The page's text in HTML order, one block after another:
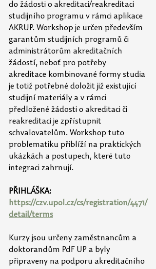
do žádosti o akreditaci/reakreditaci
studijního programu v rámci aplikace
AKRUP. Workshop je určen především
garantům studijních programů či
administrátorům akreditačních
žádostí, neboť pro potřeby
akreditace kombinované formy studia
je totiž potřebné doložit již existující
studijní materiály a v rámci
předložené žádosti o akreditaci či
reakreditaci je zpřístupnit
schvalovatelům. Workshop tuto
problematiku přiblíží na praktických
ukázkách a postupech, které tuto
integraci zahrnují.
PŘIHLÁŠKA:
https://czv.upol.cz/cs/registration/4471/
detail/terms
Kurzy jsou určeny zaměstnancům a
doktorandům PdF UP a byly
připraveny na podporu akreditačního